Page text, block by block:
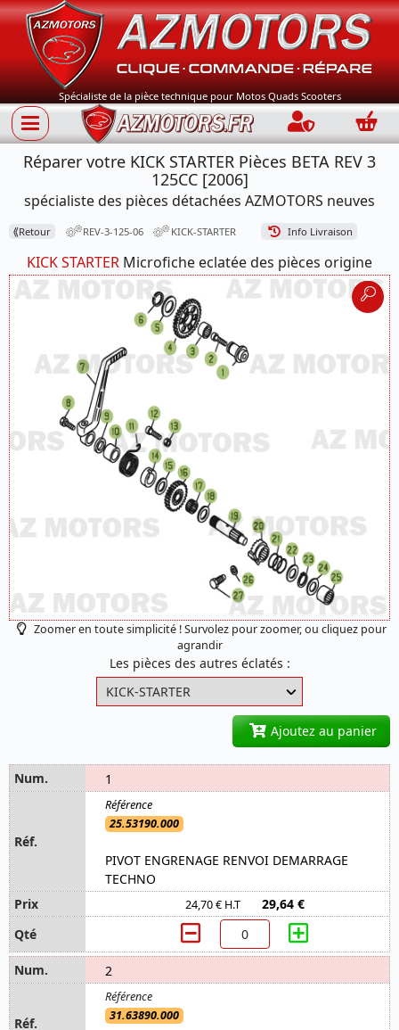
Spécialiste de la pièce technique pour Motos Quads Scooters
Connection
Réparer votre KICK STARTER Pièces BETA REV 3
125CC [2006]
spécialiste des pièces détachées AZMOTORS neuves
⟪Retour REV-3-125-06 KICK-STARTER Info Livraison
KICK STARTER Microfiche eclatée des pièces origine
Zoomer en toute simplicité ! Survolez pour zoomer, ou cliquez pour
agrandir
Les pièces des autres éclatés :
Ajoutez au panier
1
25.53190.000
PIVOT ENGRENAGE RENVOI DEMARRAGE
TECHNO
24,70 € H.T 29,64 €
2
31.63890.000